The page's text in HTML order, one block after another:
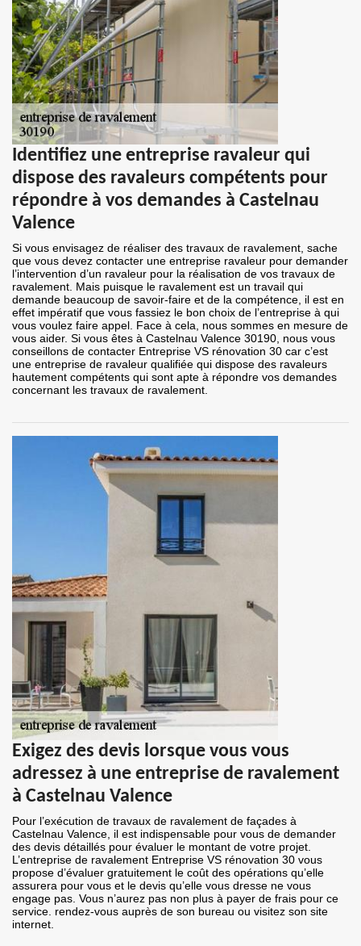
Identifiez une entreprise ravaleur qui
dispose des ravaleurs compétents pour
répondre à vos demandes à Castelnau
Valence
Si vous envisagez de réaliser des travaux de ravalement, sache
que vous devez contacter une entreprise ravaleur pour demander
l’intervention d’un ravaleur pour la réalisation de vos travaux de
ravalement. Mais puisque le ravalement est un travail qui
demande beaucoup de savoir-faire et de la compétence, il est en
effet impératif que vous fassiez le bon choix de l’entreprise à qui
vous voulez faire appel. Face à cela, nous sommes en mesure de
vous aider. Si vous êtes à Castelnau Valence 30190, nous vous
conseillons de contacter Entreprise VS rénovation 30 car c’est
une entreprise de ravaleur qualifiée qui dispose des ravaleurs
hautement compétents qui sont apte à répondre vos demandes
concernant les travaux de ravalement.
Exigez des devis lorsque vous vous
adressez à une entreprise de ravalement
à Castelnau Valence
Pour l’exécution de travaux de ravalement de façades à
Castelnau Valence, il est indispensable pour vous de demander
des devis détaillés pour évaluer le montant de votre projet.
L’entreprise de ravalement Entreprise VS rénovation 30 vous
propose d’évaluer gratuitement le coût des opérations qu’elle
assurera pour vous et le devis qu’elle vous dresse ne vous
engage pas. Vous n’aurez pas non plus à payer de frais pour ce
service. rendez-vous auprès de son bureau ou visitez son site
internet.